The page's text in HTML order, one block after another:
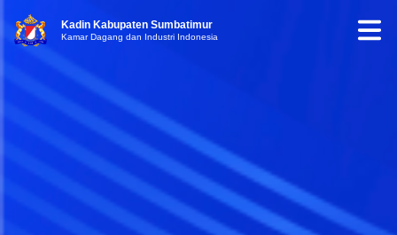
Kadin Kabupaten Sumbatimur
Kamar Dagang dan Industri Indonesia